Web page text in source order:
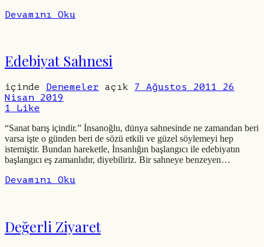
Devamını Oku
Edebiyat Sahnesi
içinde Denemeler açık 7 Ağustos 2011 26
Nisan 2019
1
Like
“Sanat barış içindir.” İnsanoğlu, dünya sahnesinde ne zamandan beri
varsa işte o günden beri de sözü etkili ve güzel söylemeyi hep
istemiştir. Bundan hareketle, İnsanlığın başlangıcı ile edebiyatın
başlangıcı eş zamanlıdır, diyebiliriz. Bir sahneye benzeyen…
Devamını Oku
Değerli Ziyaret